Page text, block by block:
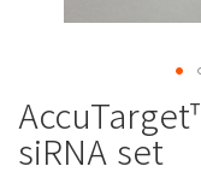
siRNA set